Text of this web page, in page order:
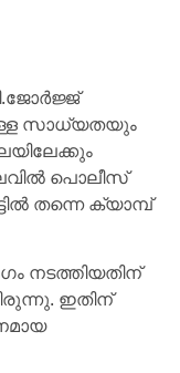
സാധ്യതയും
പൊലീസ്
തന്നെ ക്യാമ്പ്
നടത്തിയതിന്
ഇതിന്